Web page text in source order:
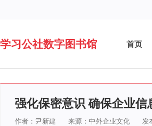
学习公社数字图书馆 首页
强化保密意识 确保企业信
作者：尹新建 来源：中外企业文化 发